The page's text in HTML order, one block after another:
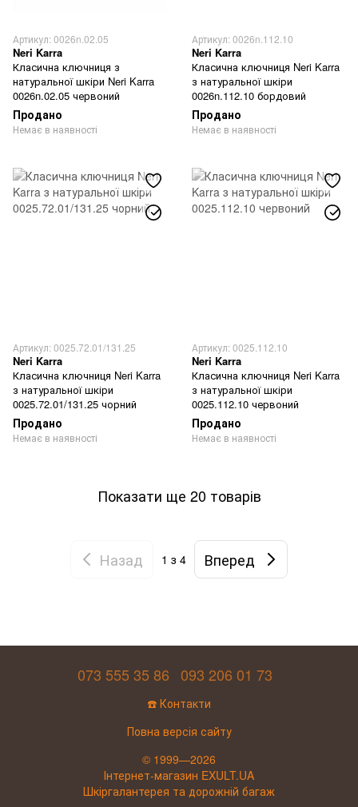
Артикул: 0026n.02.05
Neri Karra
Класична ключниця з
натуральної шкіри Neri Karra
0026n.02.05 червоний
Продано
Немає в наявності
Артикул: 0026n.112.10
Neri Karra
Класична ключниця Neri Karra
з натуральної шкіри
0026n.112.10 бордовий
Продано
Немає в наявності
Артикул: 0025.72.01/131.25
Neri Karra
Класична ключниця Neri Karra
з натуральної шкіри
0025.72.01/131.25 чорний
Продано
Немає в наявності
Артикул: 0025.112.10
Neri Karra
Класична ключниця Neri Karra
з натуральної шкіри
0025.112.10 червоний
Продано
Немає в наявності
Показати ще 20 товарів
Назад 1 з 4 Вперед
073 555 35 86 093 206 01 73
☎️ Контакти
Повна версія сайту
© 1999—2026
Інтернет-магазин EXULT.UA
Шкіргалантерея та дорожній багаж